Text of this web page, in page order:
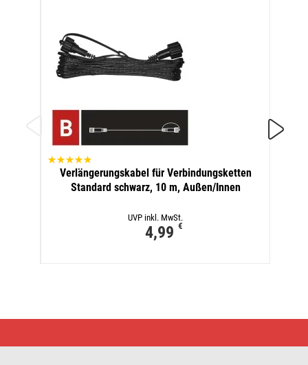
Verlängerungskabel für Verbindungsketten
Standard schwarz, 10 m, Außen/Innen
UVP inkl. MwSt.
4,99 €
Cherry